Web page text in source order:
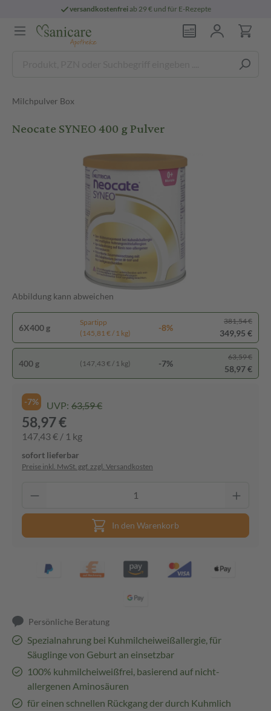
versandkostenfreiab 29 € und für E-Rezepte
Milchpulver Box
Neocate SYNEO 400 g Pulver
Abbildung kann abweichen
6X400 g
Spartipp
(145,81 € / 1 kg)
-8%
381,54 €
349,95 €
400 g (147,43 € / 1 kg) -7%
63,59 €
58,97 €
-7% UVP: 63,59 €
58,97 €
147,43 € / 1 kg
sofort lieferbar
Preise inkl. MwSt. ggf. zzgl. Versandkosten
In den Warenkorb
Persönliche Beratung
Spezialnahrung bei Kuhmilcheiweißallergie, für
Säuglinge von Geburt an einsetzbar
100% kuhmilcheiweißfrei, basierend auf nicht-
allergenen Aminosäuren
für einen schnellen Rückgang der durch Kuhmlich